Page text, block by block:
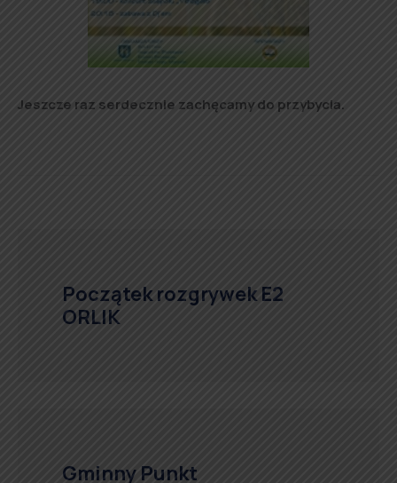
Jeszcze raz serdecznie zachęcamy do przybycia.
Początek rozgrywek E2
ORLIK
Gminny Punkt